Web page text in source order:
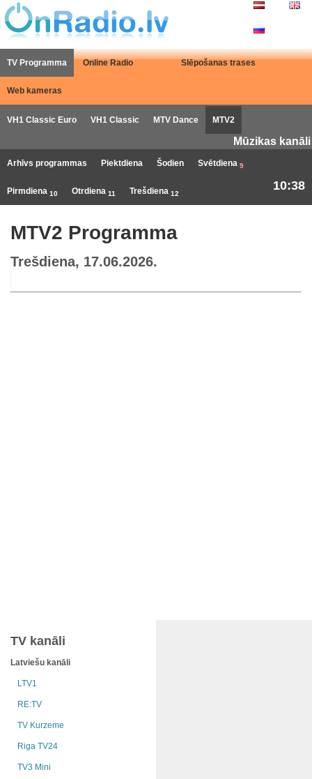
TV Programma Online Radio Slēpošanas trases
Web kameras
VH1 Classic Euro VH1 Classic MTV Dance MTV2
Mūzikas kanāli
Arhīvs programmas Piektdiena Šodien Svētdiena 9
Pirmdiena 10 Otrdiena 11 Trešdiena 12
10:38
MTV2 Programma
Trešdiena, 17.06.2026.
TV kanāli
Latviešu kanāli
LTV1
RE:TV
TV Kurzeme
Riga TV24
TV3 Mini